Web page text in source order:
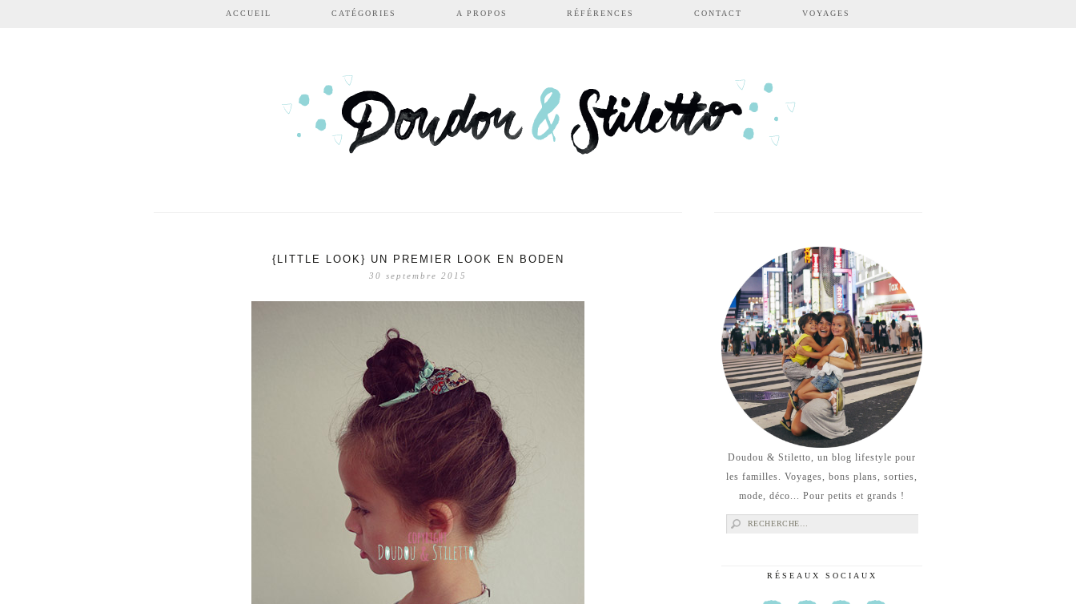
Aller au contenu principal
ACCUEIL CATÉGORIES A PROPOS RÉFÉRENCES CONTACT VOYAGES
{LITTLE LOOK} UN PREMIER LOOK EN BODEN
30 septembre 2015
Doudou & Stiletto, un blog lifestyle pour
les familles. Voyages, bons plans, sorties,
mode, déco... Pour petits et grands !
Rechercher :
RÉSEAUX SOCIAUX